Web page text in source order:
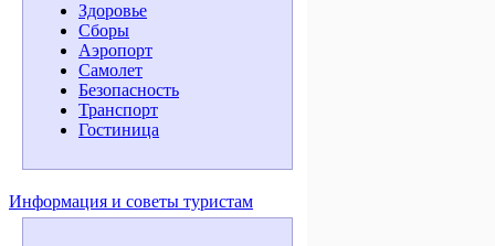
Здоровье
Сборы
Аэропорт
Самолет
Безопасность
Транспорт
Гостиница
Информация и советы туристам